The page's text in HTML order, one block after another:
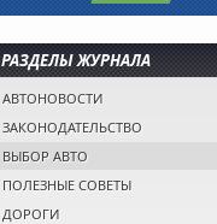
РАЗДЕЛЫ ЖУРНАЛА
АВТОНОВОСТИ
ЗАКОНОДАТЕЛЬСТВО
ВЫБОР АВТО
ПОЛЕЗНЫЕ СОВЕТЫ
ДОРОГИ